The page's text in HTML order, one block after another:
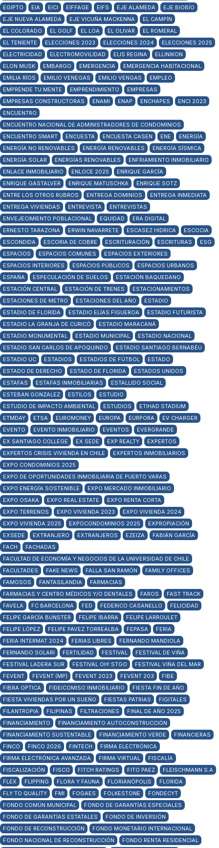
EGIPTO
EIA EICI EIFFAGE EIFS EJE ALAMEDA
EJE BIOBÍO
EJE NUEVA ALAMEDA
EJE VICUÑA MACKENNA
EL CAMPÍN
EL COLORADO
EL GOLF EL LOA EL OLIVAR
EL ROMERAL
EL TENIENTE
ELECCIONES 2023 ELECCIONES 2024
ELECCIONES 2025
ELECTRICIDAD
ELECTROMOVILIDAD ELIS REGINA
ELLINIKON
ELON MUSK
EMBARGO EMERGENCIA
EMERGENCIA HABITACIONAL
EMILIA RÍOS
EMILIO VENEGAS EMILIO VENGAS
EMPLEO
EMPRENDE TU MENTE
EMPRENDIMIENTO
EMPRESAS
EMPRESAS CONSTRUCTORAS
ENAMI ENAP ENCHAPES
ENCI 2023
ENCUENTRO
ENCUENTRO NACIONAL DE ADMINISTRADORES DE CONDOMINIOS
ENCUENTRO SMART
ENCUESTA ENCUESTA CASEN ENE
ENERGÍA
ENERGÍA NO RENOVABLES
ENERGÍA RENOVABLES
ENERGÍA SÍSMICA
ENERGÍA SOLAR
ENERGÍAS RENOVABLES
ENFRIAMIENTO INMOBILIARIO
ENLACE INMOBILIARIO
ENLOCE 2025
ENRIQUE GARCÍA
ENRIQUE GASTALVER
ENRIQUE MATUSCHKA
ENRIQUE SOTZ
ENTRE LOS OTROS RUBROS
ENTREGA DOMINIOS
ENTREGA INMEDIATA
ENTREGA VIVIENDAS
ENTREVISTA
ENTREVISTAS
ENVEJECIMIENTO POBLACIONAL
EQUIDAD
ERA DIGITAL
ERNESTO TARAZONA
ERWIN NAVARRETE ESCASEZ HIDRICA
ESCOCIA
ESCONDIDA
ESCORIA DE COBRE ESCRITURACIÓN ESCRITURAS
ESG
ESPACIOS
ESPACIOS COMUNES
ESPACIOS EXTERIORES
ESPACIOS INTERIORES
ESPACIOS PÚBLICOS
ESPACIOS URBANOS
ESPAÑA
ESPECULACIÓN DE SUELOS
ESTACIÓN BAQUEDANO
ESTACIÓN CENTRAL
ESTACIÓN DE TRENES
ESTACIONAMIENTOS
ESTACIONES DE METRO
ESTACIONES DEL AÑO
ESTADIO
ESTADIO DE FLORIDA
ESTADIO ELÍAS FIGUEROA
ESTADIO FUTURISTA
ESTADIO LA GRANJA DE CURICÓ
ESTADIO MARACANÁ
ESTADIO MONUMENTAL
ESTADIO MUNICIPAL
ESTADIO NACIONAL
ESTADIO SAN CARLOS DE APOQUINDO
ESTADIO SANTIAGO BERNABÉU
ESTADIO UC
ESTADIOS ESTADIOS DE FÚTBOL
ESTADO
ESTADO DE DERECHO
ESTADO DE FLORIDA
ESTADOS UNIDOS
ESTAFAS
ESTAFAS INMOBILIARIAS
ESTALLIDO SOCIAL
ESTEBAN GONZALEZ
ESTILOS
ESTUDIO
ESTUDIO DE IMPACTO AMBIENTAL
ESTUDIOS
ETIHAD STADIUM
ETMDAY
ETSA EUROMONEY EUROPA EURPORA
EV CHARGER
EVENTO
EVENTO INMOBILIARIO EVENTOS
EVERGRANDE
EX SANTIAGO COLLEGE
EX SEDE EXP REALTY
EXPERTOS
EXPERTOS CRISIS VIVIENDA EN CHILE
EXPERTOS INMOBILIARIOS
EXPO CONDOMINIOS 2025
EXPO DE OPORTUNIDADES INMOBILIARIA DE PUERTO VARAS
EXPO ENERGÍA SOSTENIBLE
EXPO MERCADO INMOBILIARIO
EXPO OSAKA
EXPO REAL ESTATE
EXPO RENTA CORTA
EXPO TERRENOS
EXPO VIVIENDA 2023
EXPO VIVIENDA 2024
EXPO VIVIENDA 2025
EXPOCONDOMINIOS 2025
EXPROPIACIÓN
EXSEDE
EXTRANJERO EXTRANJEROS EZEIZA
FABIÁN GARCÍA
FACH
FACHADAS
FACULTAD DE ECONOMÍA Y NEGOCIOS DE LA UNIVERSIDAD DE CHILE
FACULTADES
FAKE NEWS FALLA SAN RAMÓN
FAMILY OFFICES
FAMOSOS
FANTASILANDIA
FARMACIAS
FARMACIAS Y CENTRO MÉDICOS Y/O DENTALES
FAROS
FAST TRACK
FAVELA
FC BARCELONA FED FEDERICO CASANELLO
FELICIDAD
FELIPE GARCÍA BUNSTER
FELIPE IBARRA
FELIPE LARROULET
FELIPE LÓPEZ
FELIPE PAVEZ TORREALBA FEPASA
FERIA
FERIA INTERMAT 2024
FERIAS LIBRES
FERNANDO MANDIOLA
FERNANDO SOLARI
FERTILIDAD FESTIVAL
FESTIVAL DE VIÑA
FESTIVAL LADERA SUR
FESTIVAL OH! STGO
FESTIVAL VIÑA DEL MAR
FEVENT
FEVENT (MP) FEVENT 2023 FEVENT 203
FIBE
FIBRA OPTICA
FIDEICOMISO INMOBILIARIO
FIESTA FIN DE AÑO
FIESTA VIVIENDAS POR UN SUEÑO
FIESTAS PATRIAS
FIGITALES
FILANTROPIA
FILIPINAS FILTRACIONES
FINAL DE AÑO 2025
FINANCIAMIENTO
FINANCIAMIENTO AUTOCONSTRUCCIÓN
FINANCIAMIENTO SUSTENTABLE
FINANCIAMIENTO VERDE
FINANCIERAS
FINCO
FINCO 2026 FINTECH
FIRMA ELECTRÓNICA
FIRMA ELECTRÓNICA AVANZADA
FIRMA VIRTUAL
FISCALÍA
FISCALIZACIÓN
FISCO FITCH RATINGS FITO PAEZ
FLEISCHMANN S.A
FLEX
FLIPPING FLORA Y FAUNA FLORIANÓPOLIS
FLORIDA
FLY TO QUALITY
FMI FOGAES FOLKESTONE
FONDECYT
FONDO COMÚN MUNICIPAL
FONDO DE GARANTÍAS ESPECIALES
FONDO DE GARANTÍAS ESTATALES
FONDO DE INVERSIÓN
FONDO DE RECONSTRUCCIÓN
FONDO MONETARIO INTERNACIONAL
FONDO NACIONAL DE RECONSTRUCCIÓN
FONDO RENTA RESIDENCIAL